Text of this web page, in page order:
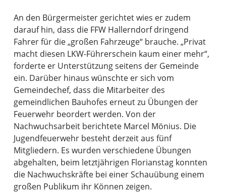
An den Bürgermeister gerichtet wies er zudem
darauf hin, dass die FFW Hallerndorf dringend
Fahrer für die „großen Fahrzeuge“ brauche. „Privat
macht diesen LKW-Führerschein kaum einer mehr“,
forderte er Unterstützung seitens der Gemeinde
ein. Darüber hinaus wünschte er sich vom
Gemeindechef, dass die Mitarbeiter des
gemeindlichen Bauhofes erneut zu Übungen der
Feuerwehr beordert werden. Von der
Nachwuchsarbeit berichtete Marcel Mönius. Die
Jugendfeuerwehr besteht derzeit aus fünf
Mitgliedern. Es wurden verschiedene Übungen
abgehalten, beim letztjährigen Florianstag konnten
die Nachwuchskräfte bei einer Schauübung einem
großen Publikum ihr Können zeigen.